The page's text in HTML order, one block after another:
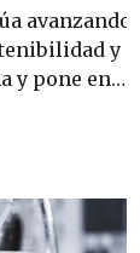
avanzando
y
y pone en